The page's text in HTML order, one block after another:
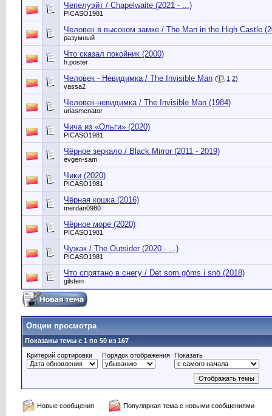
Чепелуэйт / Chapelwaite (2021 - ...)
PICASO1981
Человек в высоком замке / The Man in the High Castle
разумный
Что сказал покойник (2000)
h.poster
Человек - Невидимка / The Invisible Man ( 1 2)
vassa2
Человек-невидимка / The Invisible Man (1984)
uriasmenator
Чича из «Ольги» (2020)
PICASO1981
Чёрное зеркало / Black Mirror (2011 - 2019)
evgen-sam
Чики (2020)
PICASO1981
Чёрная кошка (2016)
merdan0980
Чёрное море (2020)
PICASO1981
Чужак / The Outsider (2020 - ...)
PICASO1981
Что спрятано в снегу / Det som göms i snö (2018)
gilstein
Опции просмотра
Показаны темы с 1 по 50 из 167
Критерий сортировки
Порядок отображения Показать
Новые сообщения
Популярная тема с новыми сообщениями